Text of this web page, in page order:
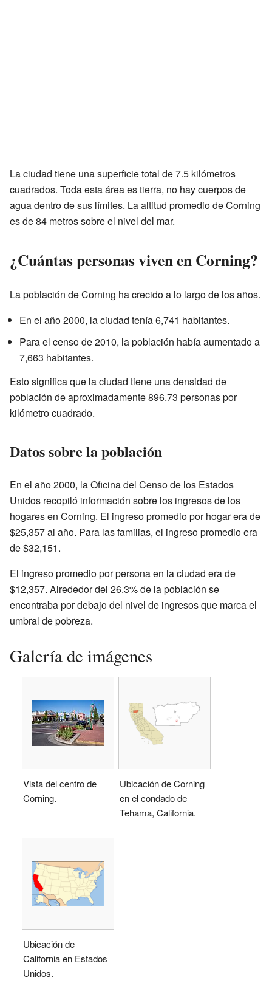
La ciudad tiene una superficie total de 7.5 kilómetros
cuadrados. Toda esta área es tierra, no hay cuerpos de
agua dentro de sus límites. La altitud promedio de Corning
es de 84 metros sobre el nivel del mar.
¿Cuántas personas viven en Corning?
La población de Corning ha crecido a lo largo de los años.
En el año 2000, la ciudad tenía 6,741 habitantes.
Para el censo de 2010, la población había aumentado a
7,663 habitantes.
Esto significa que la ciudad tiene una densidad de
población de aproximadamente 896.73 personas por
kilómetro cuadrado.
Datos sobre la población
En el año 2000, la Oficina del Censo de los Estados
Unidos recopiló información sobre los ingresos de los
hogares en Corning. El ingreso promedio por hogar era de
$25,357 al año. Para las familias, el ingreso promedio era
de $32,151.
El ingreso promedio por persona en la ciudad era de
$12,357. Alrededor del 26.3% de la población se
encontraba por debajo del nivel de ingresos que marca el
umbral de pobreza.
Galería de imágenes
Vista del centro de
Corning.
Ubicación de Corning
en el condado de
Tehama, California.
Ubicación de
California en Estados
Unidos.